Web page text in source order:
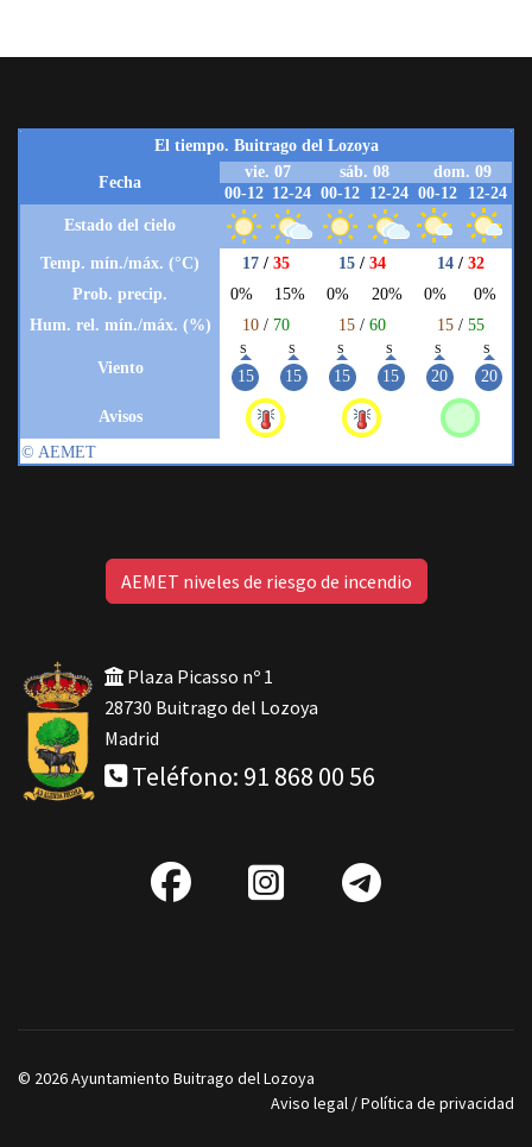
AEMET niveles de riesgo de incendio
Plaza Picasso nº 1
28730 Buitrago del Lozoya
Madrid
Teléfono: 91 868 00 56
fab
IG
© 2026 Ayuntamiento Buitrago del Lozoya
Aviso legal /Política de privacidad